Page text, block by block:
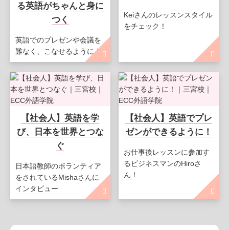
る英語がちゃんと身に
つく
英語でのプレゼンや会議を
難なく、こなせるように！
Keiさんのレッスンスタイル
をチェック！
【社会人】英語を学
び、日本を世界とつな
ぐ
日本語教師のボランティア
をされているMishaさんに
インタビュー
【社会人】英語でプレ
ゼンができるように！
お仕事後レッスンに参加す
るビジネスマンのHiroさ
ん！